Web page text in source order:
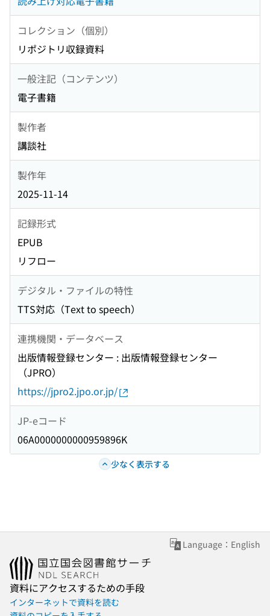
コレクション（個別）
リポジトリ収録資料
一般注記（コンテンツ）
電子書籍
製作者
講談社
製作年
2025-11-14
記録形式
EPUB
リフロー
デジタル・ファイルの特性
TTS対応（Text to speech）
連携機関・データベース
出版情報登録センター : 出版情報登録センター
（JPRO）
https://jpro2.jpo.or.jp/
JP-eコード
06A0000000000959896K
少なく表示する
Language：English
資料にアクセスするための手段
インターネットで資料を読む